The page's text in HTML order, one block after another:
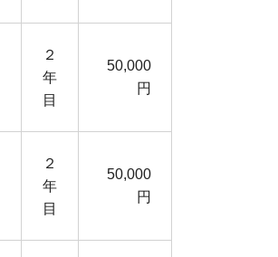
２
年
目
50,000
円
２
年
目
50,000
円